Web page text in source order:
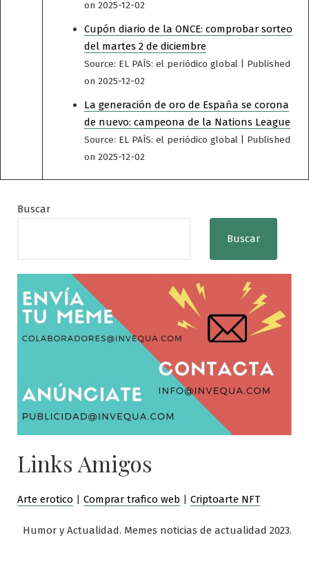
on 2025-12-02
Cupón diario de la ONCE: comprobar sorteo
del martes 2 de diciembre
Source: EL PAÍS: el periódico global
Published
on 2025-12-02
La generación de oro de España se corona
de nuevo: campeona de la Nations League
Source: EL PAÍS: el periódico global
Published
on 2025-12-02
Buscar
Buscar
Links Amigos
Arte erotico | Comprar trafico web | Criptoarte NFT
Humor y Actualidad. Memes noticias de actualidad 2023.